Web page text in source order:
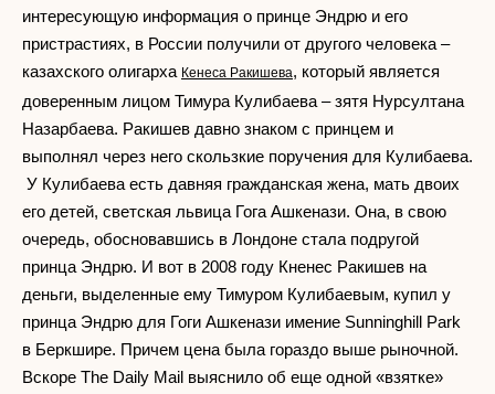
интересующую информация о принце Эндрю и его
пристрастиях, в России получили от другого человека –
казахского олигарха Кенеса Ракишева, который является
доверенным лицом Тимура Кулибаева – зятя Нурсултана
Назарбаева. Ракишев давно знаком с принцем и
выполнял через него скользкие поручения для Кулибаева.
У Кулибаева есть давняя гражданская жена, мать двоих
его детей, светская львица Гога Ашкенази. Она, в свою
очередь, обосновавшись в Лондоне стала подругой
принца Эндрю. И вот в 2008 году Кненес Ракишев на
деньги, выделенные ему Тимуром Кулибаевым, купил у
принца Эндрю для Гоги Ашкенази имение Sunninghill Park
в Беркшире. Причем цена была гораздо выше рыночной.
Вскоре The Daily Mail выяснило об еще одной «взятке»